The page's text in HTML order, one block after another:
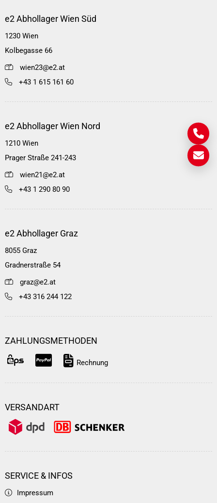
e2 Abhollager Wien Süd
1230 Wien
Kolbegasse 66
wien23@e2.at
+43 1 615 161 60
e2 Abhollager Wien Nord
1210 Wien
Prager Straße 241-243
wien21@e2.at
+43 1 290 80 90
e2 Abhollager Graz
8055 Graz
Gradnerstraße 54
graz@e2.at
+43 316 244 122
ZAHLUNGSMETHODEN
Rechnung
VERSANDART
SERVICE & INFOS
Impressum